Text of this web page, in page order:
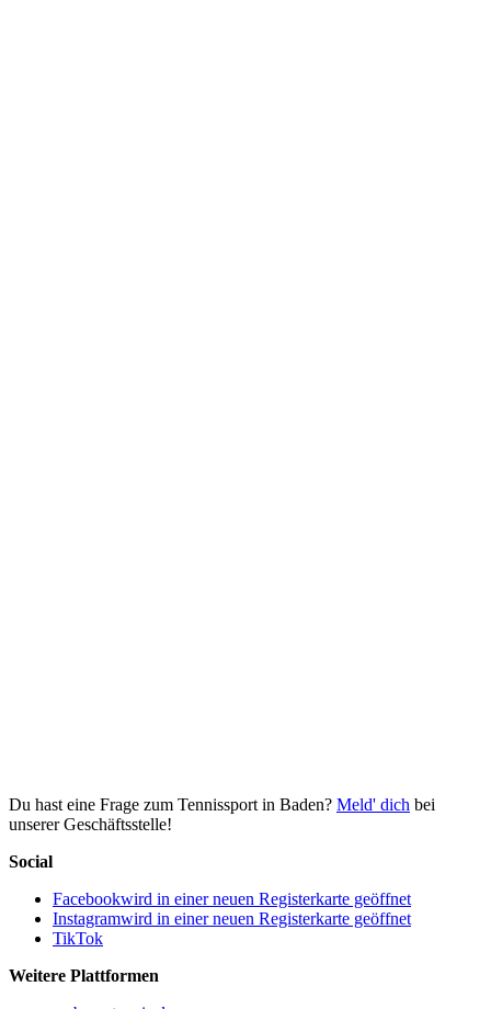
Du hast eine Frage zum Tennissport in Baden? Meld' dich bei
unserer Geschäftsstelle!
Social
Facebookwird in einer neuen Registerkarte geöffnet
Instagramwird in einer neuen Registerkarte geöffnet
TikTok
Weitere Plattformen